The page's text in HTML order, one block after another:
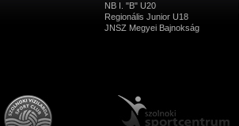
NB I. "B" U20
Regionális Junior U18
JNSZ Megyei Bajnokság